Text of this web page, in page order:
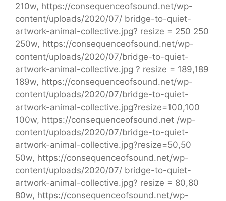
210w, https://consequenceofsound.net/wp-
content/uploads/2020/07/ bridge-to-quiet-
artwork-animal-collective.jpg? resize = 250 250
250w, https://consequenceofsound.net/wp-
content/uploads/2020/07/bridge-to-quiet-
artwork-animal-collective.jpg ? resize = 189,189
189w, https://consequenceofsound.net/wp-
content/uploads/2020/07/bridge-to-quiet-
artwork-animal-collective.jpg?resize=100,100
100w, https://consequenceofsound.net /wp-
content/uploads/2020/07/bridge-to-quiet-
artwork-animal-collective.jpg?resize=50,50
50w, https://consequenceofsound.net/wp-
content/uploads/2020/07/ bridge-to-quiet-
artwork-animal-collective.jpg? resize = 80,80
80w, https://consequenceofsound.net/wp-